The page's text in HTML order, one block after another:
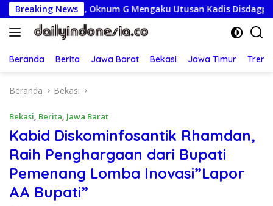
Langsung
ke
konten
Breaking News
Oknum G Mengaku Utusan Kadis Disdagperin
Beranda Berita Jawa Barat Bekasi Jawa Timur
Beranda Bekasi
Bekasi, Berita, Jawa Barat
Kabid Diskominfosantik Rhamdan,
Raih Penghargaan dari Bupati
Pemenang Lomba Inovasi”Lapor
AA Bupati”